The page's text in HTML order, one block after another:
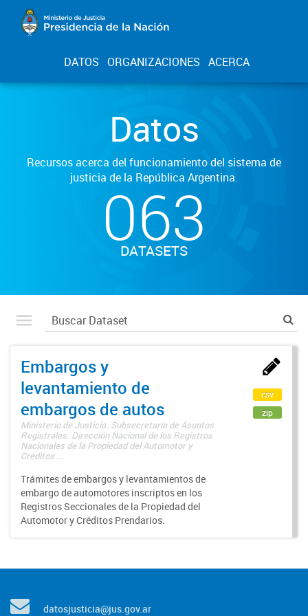
DATOS ORGANIZACIONES ACERCA
Datos
Recursos acerca del funcionamiento del sistema de
justicia de la República Argentina.
063
DATASETS
Embargos y
levantamiento de
embargos de autos
Ministerio de Justicia. Subsecretaría de Asuntos
Registrales. Dirección Nacional de los Registros
Nacionales de la Propiedad del Automotor y
Créditos ...
Trámites de embargos y levantamientos de
embargo de automotores inscriptos en los
Registros Seccionales de la Propiedad del
Automotor y Créditos Prendarios.
csv
zip
datosjusticia@jus.gov.ar